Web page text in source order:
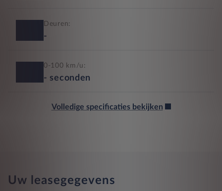
Deuren:
-
0-100 km/u:
- seconden
Volledige specificaties bekijken
Uw leasegegevens